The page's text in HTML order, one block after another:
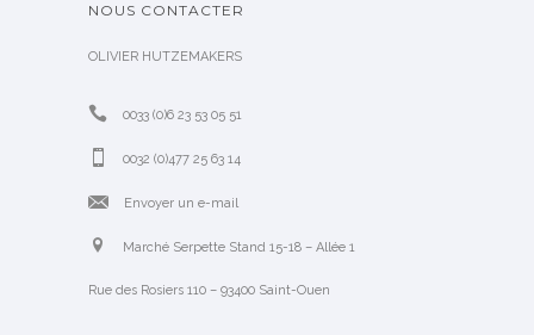
NOUS CONTACTER
OLIVIER HUTZEMAKERS
0033 (0)6 23 53 05 51
0032 (0)477 25 63 14
Envoyer un e-mail
Marché Serpette Stand 15-18 – Allée 1
Rue des Rosiers 110 – 93400 Saint-Ouen